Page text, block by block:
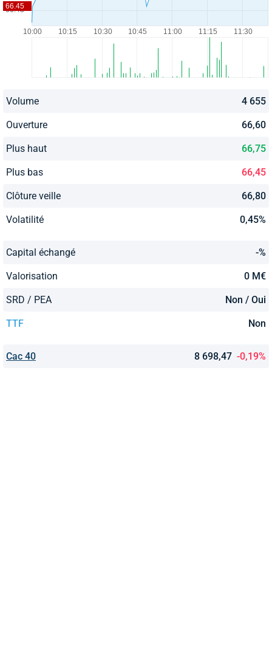
Volume 4 655
Ouverture 66,60
Plus haut 66,75
Plus bas 66,45
Clôture veille 66,80
Volatilité 0,45%
Capital échangé -%
Valorisation 0 M€
SRD / PEA Non / Oui
TTF Non
Cac 40 8 698,47 -0,19%